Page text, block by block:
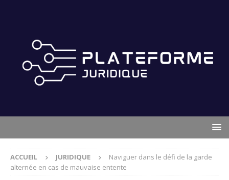
ACCUEIL JURIDIQUE
Naviguer dans le défi de la garde
alternée en cas de mauvaise entente